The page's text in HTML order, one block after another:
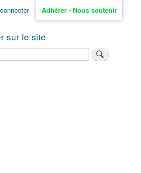
Adhérer - Nous soutenir
sur le site